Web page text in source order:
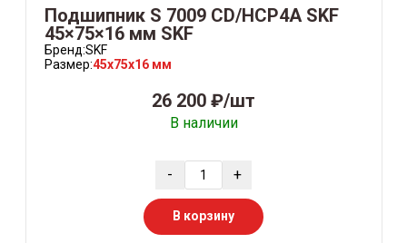
Подшипник S 7009 CD/HCP4A SKF
45×75×16 мм SKF
Бренд:SKF
Размер:45x75x16 мм
26 200 ₽/шт
В наличии
- +
В корзину